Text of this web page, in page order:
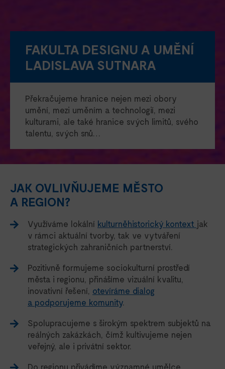
FAKULTA DESIGNU A UMĚNÍ
LADISLAVA SUTNARA
Překračujeme hranice nejen mezi obory
umění, mezi uměním a technologií, mezi
kulturami, ale také hranice svých limitů, svého
talentu, svých snů…
JAK OVLIVŇUJEME MĚSTO
A REGION?
Využíváme lokální kulturněhistorický kontext jak
v rámci aktuální tvorby, tak ve vytváření
strategických zahraničních partnerství.
Pozitivně formujeme sociokulturní prostředí
města i regionu, přinášíme vizuální kvalitu,
inovativní řešení, otevíráme dialog
a podporujeme komunity.
Spolupracujeme s širokým spektrem subjektů na
reálných zakázkách, čímž kultivujeme nejen
veřejný, ale i privátní sektor.
Do regionu přivádíme významné umělce